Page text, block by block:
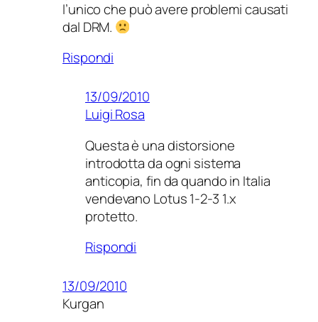
l’unico che può avere problemi causati
dal DRM.
Rispondi
13/09/2010
Luigi Rosa
Questa è una distorsione
introdotta da ogni sistema
anticopia, fin da quando in Italia
vendevano Lotus 1-2-3 1.x
protetto.
Rispondi
13/09/2010
Kurgan